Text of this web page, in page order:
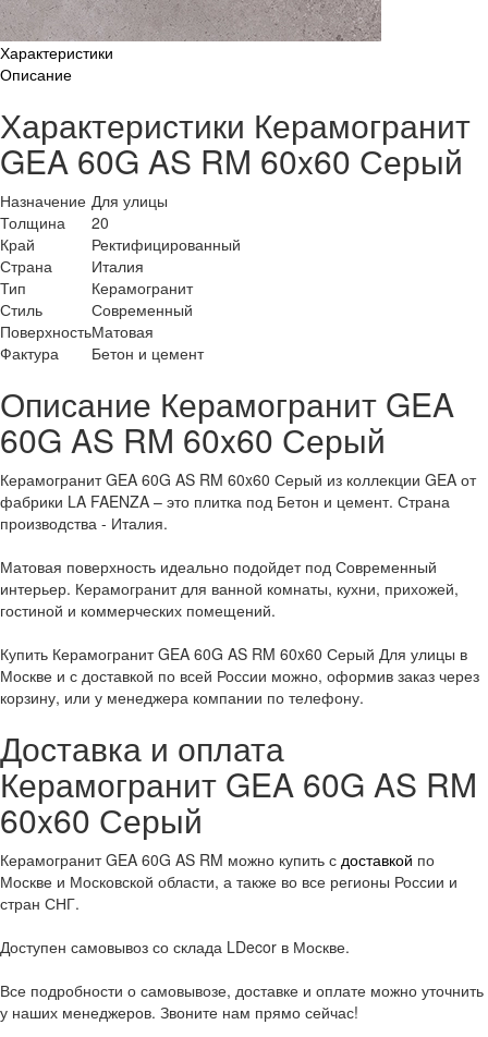
Характеристики
Описание
Характеристики Керамогранит
GEA 60G AS RM 60x60 Серый
Назначение Для улицы
Толщина
20
Край
Ректифицированный
Страна
Италия
Тип
Керамогранит
Стиль
Современный
ПоверхностьМатовая
Фактура
Бетон и цемент
Описание Керамогранит GEA
60G AS RM 60x60 Серый
Керамогранит GEA 60G AS RM 60x60 Серый из коллекции GEA от
фабрики LA FAENZA – это плитка под Бетон и цемент. Страна
производства - Италия.
Матовая поверхность идеально подойдет под Современный
интерьер. Керамогранит для ванной комнаты, кухни, прихожей,
гостиной и коммерческих помещений.
Купить Керамогранит GEA 60G AS RM 60x60 Серый Для улицы в
Москве и с доставкой по всей России можно, оформив заказ через
корзину, или у менеджера компании по телефону.
Доставка и оплата
Керамогранит GEA 60G AS RM
60x60 Серый
Керамогранит GEA 60G AS RM можно купить с доставкой по
Москве и Московской области, а также во все регионы России и
стран СНГ.
Доступен самовывоз со склада LDecor в Москве.
Все подробности о самовывозе, доставке и оплате можно уточнить
у наших менеджеров. Звоните нам прямо сейчас!